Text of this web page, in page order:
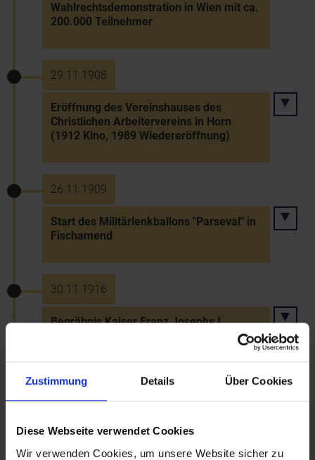
Zustimmung Details Über Cookies
Diese Webseite verwendet Cookies
Wir verwenden Cookies, um unsere Website sicher zu
Wahlrechtsdemonstration in Wien mit ca.
200.000 Teilnehmer
29.11.1908
Eröffnung des Vereinshauses des
Christlichen Arbeitervereins in Horn
(1912 Kino, 1989 Wiedereröffnung)
26.11.1909
Start des Militärlenkballons "Parseval" in
Fischamend
30.11.1916
Begräbnis Kaiser Franz Josephs I.